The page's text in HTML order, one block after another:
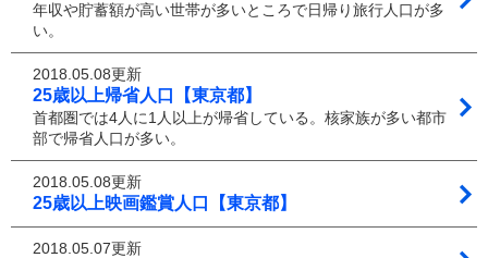
年収や貯蓄額が高い世帯が多いところで日帰り旅行人口が多
い。
2018.05.08更新
25歳以上帰省人口【東京都】
首都圏では4人に1人以上が帰省している。核家族が多い都市
部で帰省人口が多い。
2018.05.08更新
25歳以上映画鑑賞人口【東京都】
2018.05.07更新